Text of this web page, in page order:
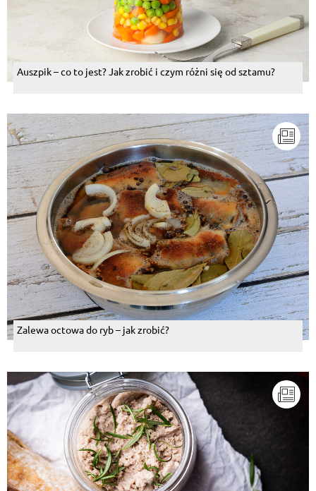
Auszpik – co to jest? Jak zrobić i czym różni się od sztamu?
Zalewa octowa do ryb – jak zrobić?